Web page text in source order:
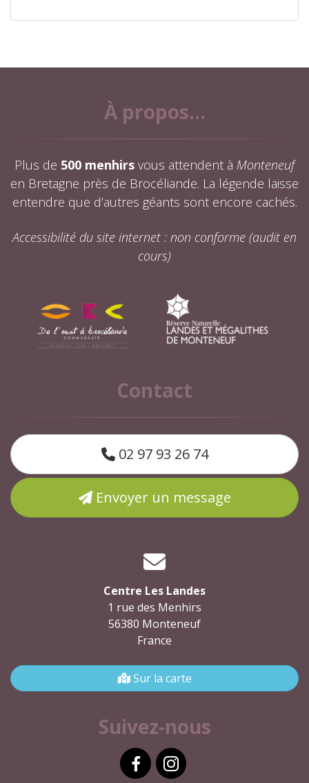
À propos...
Plus de 500 menhirs vous attendent à Monteneuf
en Bretagne près de Brocéliande. La légende laisse
entendre que d’autres géants sont encore cachés.
Accessibilité du site internet : non conforme (audit en
cours)
Contact
02 97 93 26 74
Envoyer un message
Centre Les Landes
1 rue des Menhirs
56380 Monteneuf
France
Sur la carte
Suivez-nous